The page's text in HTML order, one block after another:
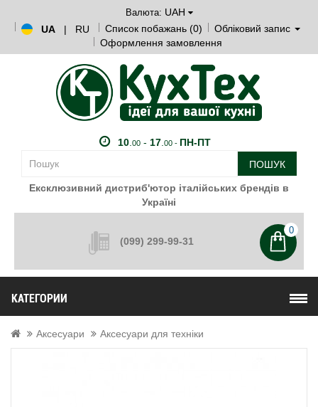
Валюта: UAH
UA
| RU Список побажань (0)
Обліковий запис
Оформлення замовлення
10. 00- 17. 00 - ПН-ПТ
ПОШУК
Ексклюзивний дистриб'ютор італійських брендів в
Україні
(099) 299-99-31
0
КАТЕГОРИИ
Аксесуари Аксесуари для техніки